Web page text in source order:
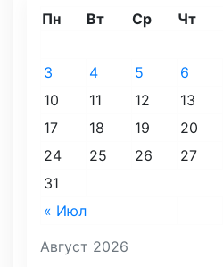
Август 2026
Пн Вт Ср Чт
« Июл
3
4 5 6
10
11 12 13
17
18 19 20
24
25 26 27
31